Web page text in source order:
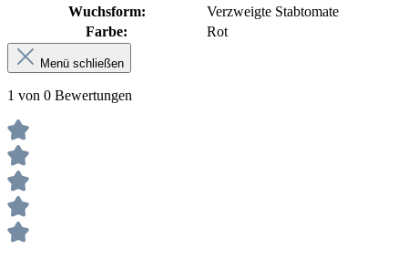
Wuchsform:
Verzweigte Stabtomate
Farbe:
Rot
Menü schließen
1 von 0 Bewertungen